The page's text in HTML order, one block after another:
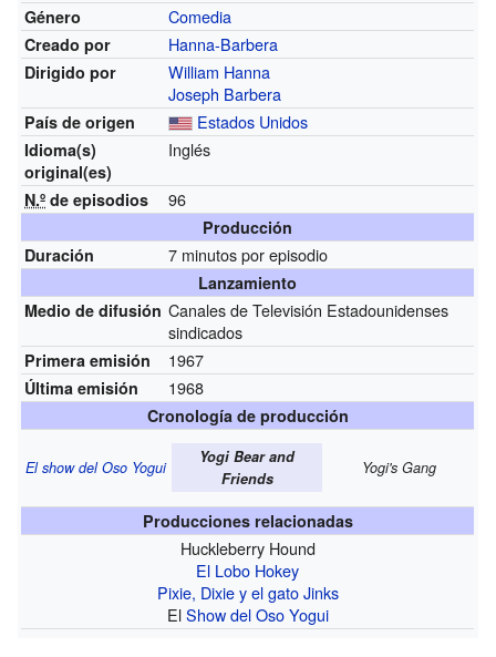
Género Comedia
Creado por Hanna-Barbera
Dirigido por
William Hanna
Joseph Barbera
País de origen Estados Unidos
Idioma(s)
original(es)
Inglés
N.º de episodios 96
Producción
Duración
7 minutos por episodio
Lanzamiento
Medio de difusión Canales de Televisión Estadounidenses
sindicados
Primera emisión 1967
Última emisión 1968
Cronología de producción
El show del Oso Yogui
Yogi Bear and
Friends
Yogi's Gang
Producciones relacionadas
Huckleberry Hound
El Lobo Hokey
Pixie, Dixie y el gato Jinks
ElShow del Oso Yogui